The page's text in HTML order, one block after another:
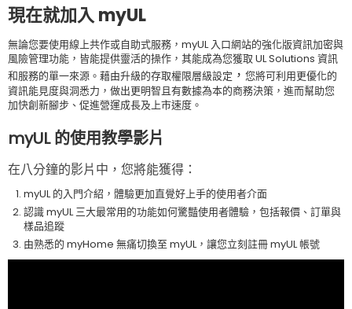
現在就加入 myUL
無論您要使用線上共作或自助式服務，myUL 入口網站的強化版資訊加密與
風險管理功能，皆能提供靈活的操作，其能成為您獲取 UL Solutions 資訊
和服務的單一來源。藉由升級的存取權限層級設定 ， 您將可利用更優化的
資訊能見度與洞悉力，做出更明智且有數據為本的商務決策，進而幫助您
加快創新腳步、促進營運成長及上市速度。
myUL 的使用教學影片
在八分鐘的影片中，您將能獲得：
myUL 的入門介紹，體驗更加直覺好上手的使用者介面
認識 myUL 三大最常用的功能如何驚豔使用者體驗，包括報價、訂單與
樣品追蹤
由熟悉的 myHome 無痛切換至 myUL，讓您立刻註冊 myUL 帳號